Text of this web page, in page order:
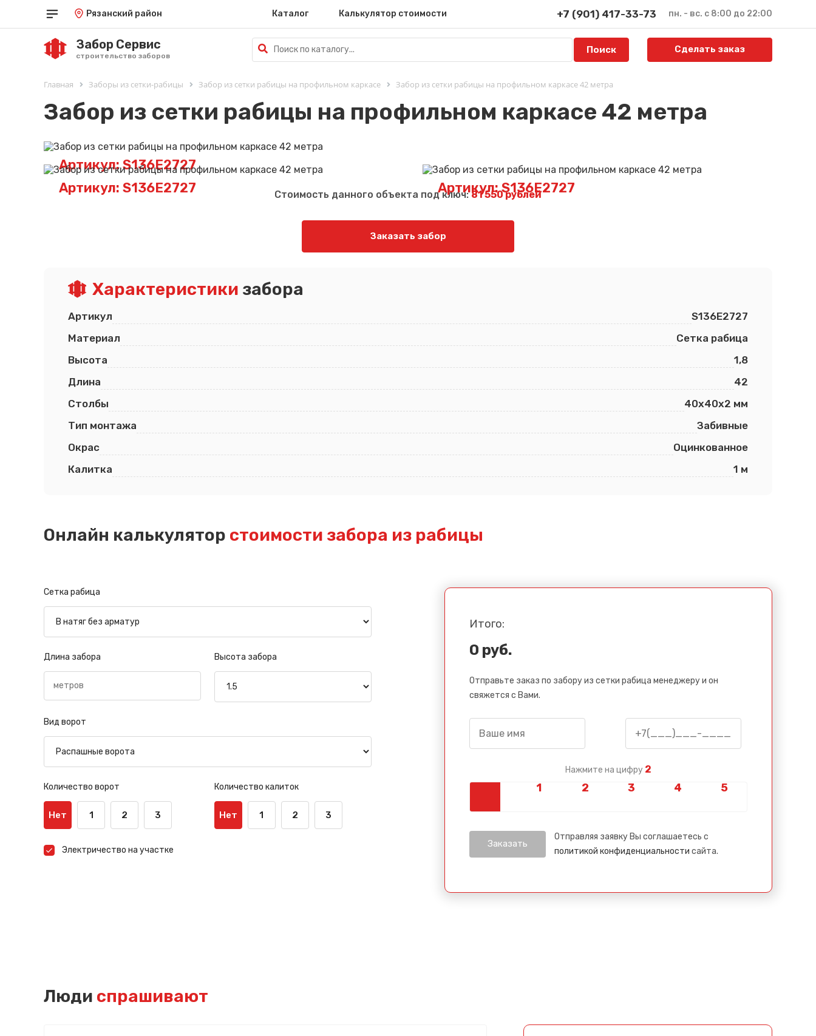
Рязанский район Каталог Калькулятор стоимости +7 (901) 417-33-73 пн. - вс. с 8:00 до 22:00
Забор Сервис
строительство заборов
Сделать заказ
Главная Заборы из сетки-рабицы Забор из сетки рабицы на профильном каркасе Забор из сетки рабицы на профильном каркасе 42 метра
Забор из сетки рабицы на профильном каркасе 42 метра
Артикул: S136E2727
Артикул: S136E2727
Артикул: S136E2727
Стоимость данного объекта под ключ:81 550 рублей
Заказать забор
Характеристики забора
Артикул
S136E2727
Материал
Сетка рабица
Высота
1,8
Длина
42
Столбы
40х40х2 мм
Тип монтажа
Забивные
Окрас
Оцинкованное
Калитка
1 м
Онлайн калькулятор стоимости забора из рабицы
Сетка рабица
Длина забора Высота забора
Вид ворот
Количество ворот
Нет 1 2 3
Количество калиток
Нет 1 2 3
Электричество на участке
Итого:
0 руб.
Отправьте заказ по забору из сетки рабица менеджеру и он
свяжется с Вами.
Нажмите на цифру 2
Отправляя заявку Вы соглашаетесь с
политикой конфиденциальности сайта.
Люди спрашивают